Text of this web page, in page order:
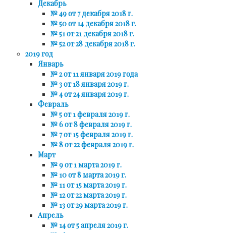
Декабрь
№ 49 от 7 декабря 2018 г.
№ 50 от 14 декабря 2018 г.
№ 51 от 21 декабря 2018 г.
№ 52 от 28 декабря 2018 г.
2019 год
Январь
№ 2 от 11 января 2019 года
№ 3 от 18 января 2019 г.
№ 4 от 24 января 2019 г.
Февраль
№ 5 от 1 февраля 2019 г.
№ 6 от 8 февраля 2019 г.
№ 7 от 15 февраля 2019 г.
№ 8 от 22 февраля 2019 г.
Март
№ 9 от 1 марта 2019 г.
№ 10 от 8 марта 2019 г.
№ 11 от 15 марта 2019 г.
№ 12 от 22 марта 2019 г.
№ 13 от 29 марта 2019 г.
Апрель
№ 14 от 5 апреля 2019 г.